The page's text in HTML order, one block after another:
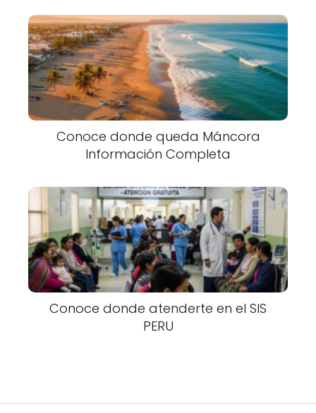
Conoce donde queda Máncora
Información Completa
Conoce donde atenderte en el SIS
PERU